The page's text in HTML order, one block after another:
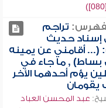
تراجم
إسناد حديث
(... أقامني عن يمينه
بساط) , ما جاء في
يؤم أحدهما الآخر
يقومان
عبد المحسن العباد